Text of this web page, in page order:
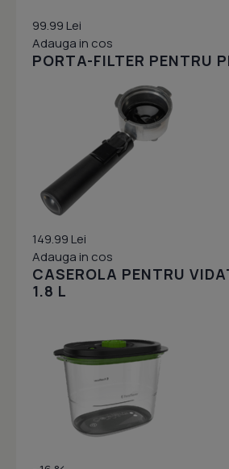
99.99 Lei
Adauga in cos
PORTA-FILTER PENTRU
149.99 Lei
Adauga in cos
CASEROLA PENTRU
1.8 L